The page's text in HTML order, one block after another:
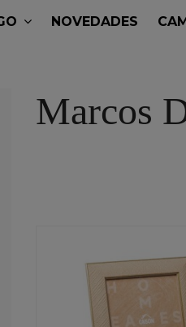
NOVEDADES
Marcos